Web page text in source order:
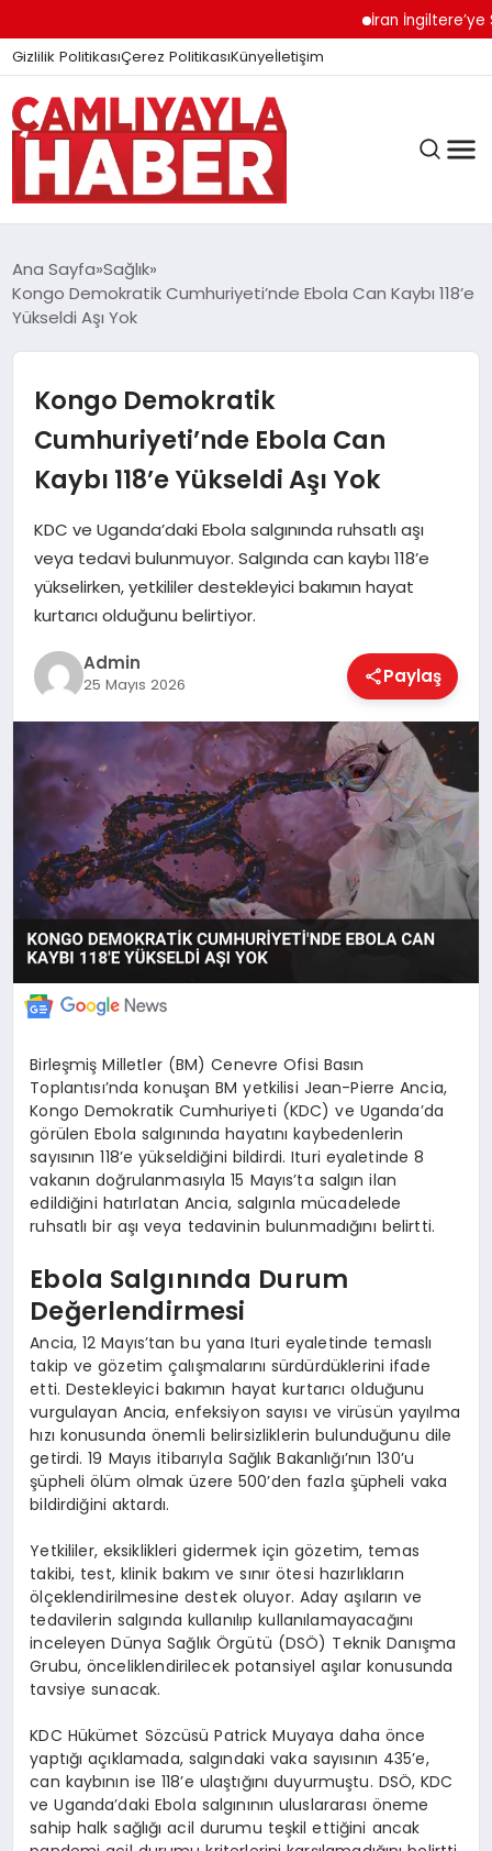
İran İngiltere’ye Sert
Gizlilik PolitikasıÇerez PolitikasıKünyeİletişim
GÜNDEM
DÜNYA
EĞITIM
EKONOMI
MAGAZIN
SAĞLIK
SPOR
TEKNOLOJI
Ana Sayfa Sağlık
Kongo Demokratik Cumhuriyeti’nde Ebola Can Kaybı 118’e
Yükseldi Aşı Yok
Kongo Demokratik
Cumhuriyeti’nde Ebola Can
Kaybı 118’e Yükseldi Aşı Yok
KDC ve Uganda’daki Ebola salgınında ruhsatlı aşı
veya tedavi bulunmuyor. Salgında can kaybı 118’e
yükselirken, yetkililer destekleyici bakımın hayat
kurtarıcı olduğunu belirtiyor.
Admin
25 Mayıs 2026 Paylaş
Birleşmiş Milletler (BM) Cenevre Ofisi Basın
Toplantısı’nda konuşan BM yetkilisi Jean-Pierre Ancia,
Kongo Demokratik Cumhuriyeti (KDC) ve Uganda’da
görülen Ebola salgınında hayatını kaybedenlerin
sayısının 118’e yükseldiğini bildirdi. Ituri eyaletinde 8
vakanın doğrulanmasıyla 15 Mayıs’ta salgın ilan
edildiğini hatırlatan Ancia, salgınla mücadelede
ruhsatlı bir aşı veya tedavinin bulunmadığını belirtti.
Ebola Salgınında Durum
Değerlendirmesi
Ancia, 12 Mayıs’tan bu yana Ituri eyaletinde temaslı
takip ve gözetim çalışmalarını sürdürdüklerini ifade
etti. Destekleyici bakımın hayat kurtarıcı olduğunu
vurgulayan Ancia, enfeksiyon sayısı ve virüsün yayılma
hızı konusunda önemli belirsizliklerin bulunduğunu dile
getirdi. 19 Mayıs itibarıyla Sağlık Bakanlığı’nın 130’u
şüpheli ölüm olmak üzere 500’den fazla şüpheli vaka
bildirdiğini aktardı.
Yetkililer, eksiklikleri gidermek için gözetim, temas
takibi, test, klinik bakım ve sınır ötesi hazırlıkların
ölçeklendirilmesine destek oluyor. Aday aşıların ve
tedavilerin salgında kullanılıp kullanılamayacağını
inceleyen Dünya Sağlık Örgütü (DSÖ) Teknik Danışma
Grubu, önceliklendirilecek potansiyel aşılar konusunda
tavsiye sunacak.
KDC Hükümet Sözcüsü Patrick Muyaya daha önce
yaptığı açıklamada, salgındaki vaka sayısının 435’e,
can kaybının ise 118’e ulaştığını duyurmuştu. DSÖ, KDC
ve Uganda’daki Ebola salgınının uluslararası öneme
sahip halk sağlığı acil durumu teşkil ettiğini ancak